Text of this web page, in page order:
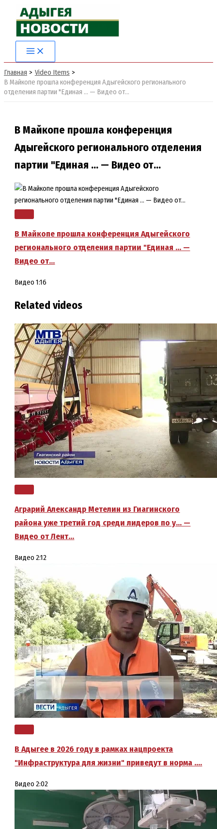
Перейти
содержимому
Главная
Video Items
В Майкопе прошла конференция Адыгейского регионального
отделения партии "Единая … — Видео от…
В Майкопе прошла конференция
Адыгейского регионального отделения
партии "Единая … — Видео от…
В Майкопе прошла конференция Адыгейского
регионального отделения партии "Единая … —
Видео от…
Видео 1:16
Related videos
Аграрий Александр Метелин из Гиагинского
района уже третий год среди лидеров по у… —
Видео от Лент…
Видео 2:12
В Адыгее в 2026 году в рамках нацпроекта
"Инфраструктура для жизни" приведут в норма ….
Видео 2:02